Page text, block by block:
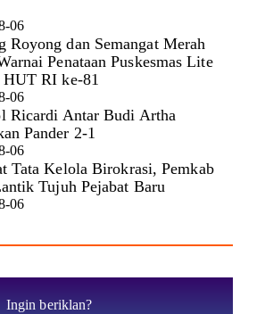
06
Royong dan Semangat Merah
Penataan Puskesmas Lite
HUT RI ke-81
06
Ricardi Antar Budi Artha
Pander 2-1
06
Tata Kelola Birokrasi, Pemkab
Tujuh Pejabat Baru
06
Ingin beriklan?